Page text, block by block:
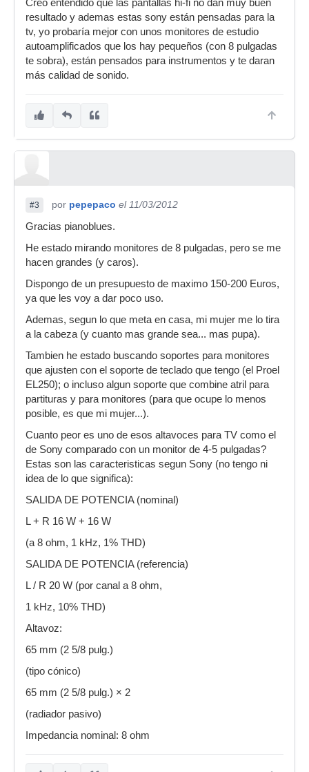
Creo entendido que las pantallas hi-fi no dan muy buen
resultado y ademas estas sony están pensadas para la
tv, yo probaría mejor con unos monitores de estudio
autoamplificados que los hay pequeños (con 8 pulgadas
te sobra), están pensados para instrumentos y te daran
más calidad de sonido.
#3 por pepepaco el 11/03/2012
Gracias pianoblues.
He estado mirando monitores de 8 pulgadas, pero se me
hacen grandes (y caros).
Dispongo de un presupuesto de maximo 150-200 Euros,
ya que les voy a dar poco uso.
Ademas, segun lo que meta en casa, mi mujer me lo tira
a la cabeza (y cuanto mas grande sea... mas pupa).
Tambien he estado buscando soportes para monitores
que ajusten con el soporte de teclado que tengo (el Proel
EL250); o incluso algun soporte que combine atril para
partituras y para monitores (para que ocupe lo menos
posible, es que mi mujer...).
Cuanto peor es uno de esos altavoces para TV como el
de Sony comparado con un monitor de 4-5 pulgadas?
Estas son las caracteristicas segun Sony (no tengo ni
idea de lo que significa):
SALIDA DE POTENCIA (nominal)
L + R 16 W + 16 W
(a 8 ohm, 1 kHz, 1% THD)
SALIDA DE POTENCIA (referencia)
L / R 20 W (por canal a 8 ohm,
1 kHz, 10% THD)
Altavoz:
65 mm (2 5/8 pulg.)
(tipo cónico)
65 mm (2 5/8 pulg.) × 2
(radiador pasivo)
Impedancia nominal: 8 ohm